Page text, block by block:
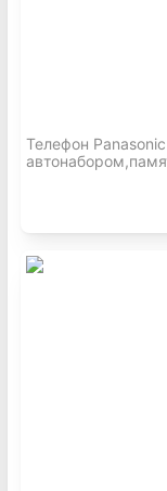
Телефон